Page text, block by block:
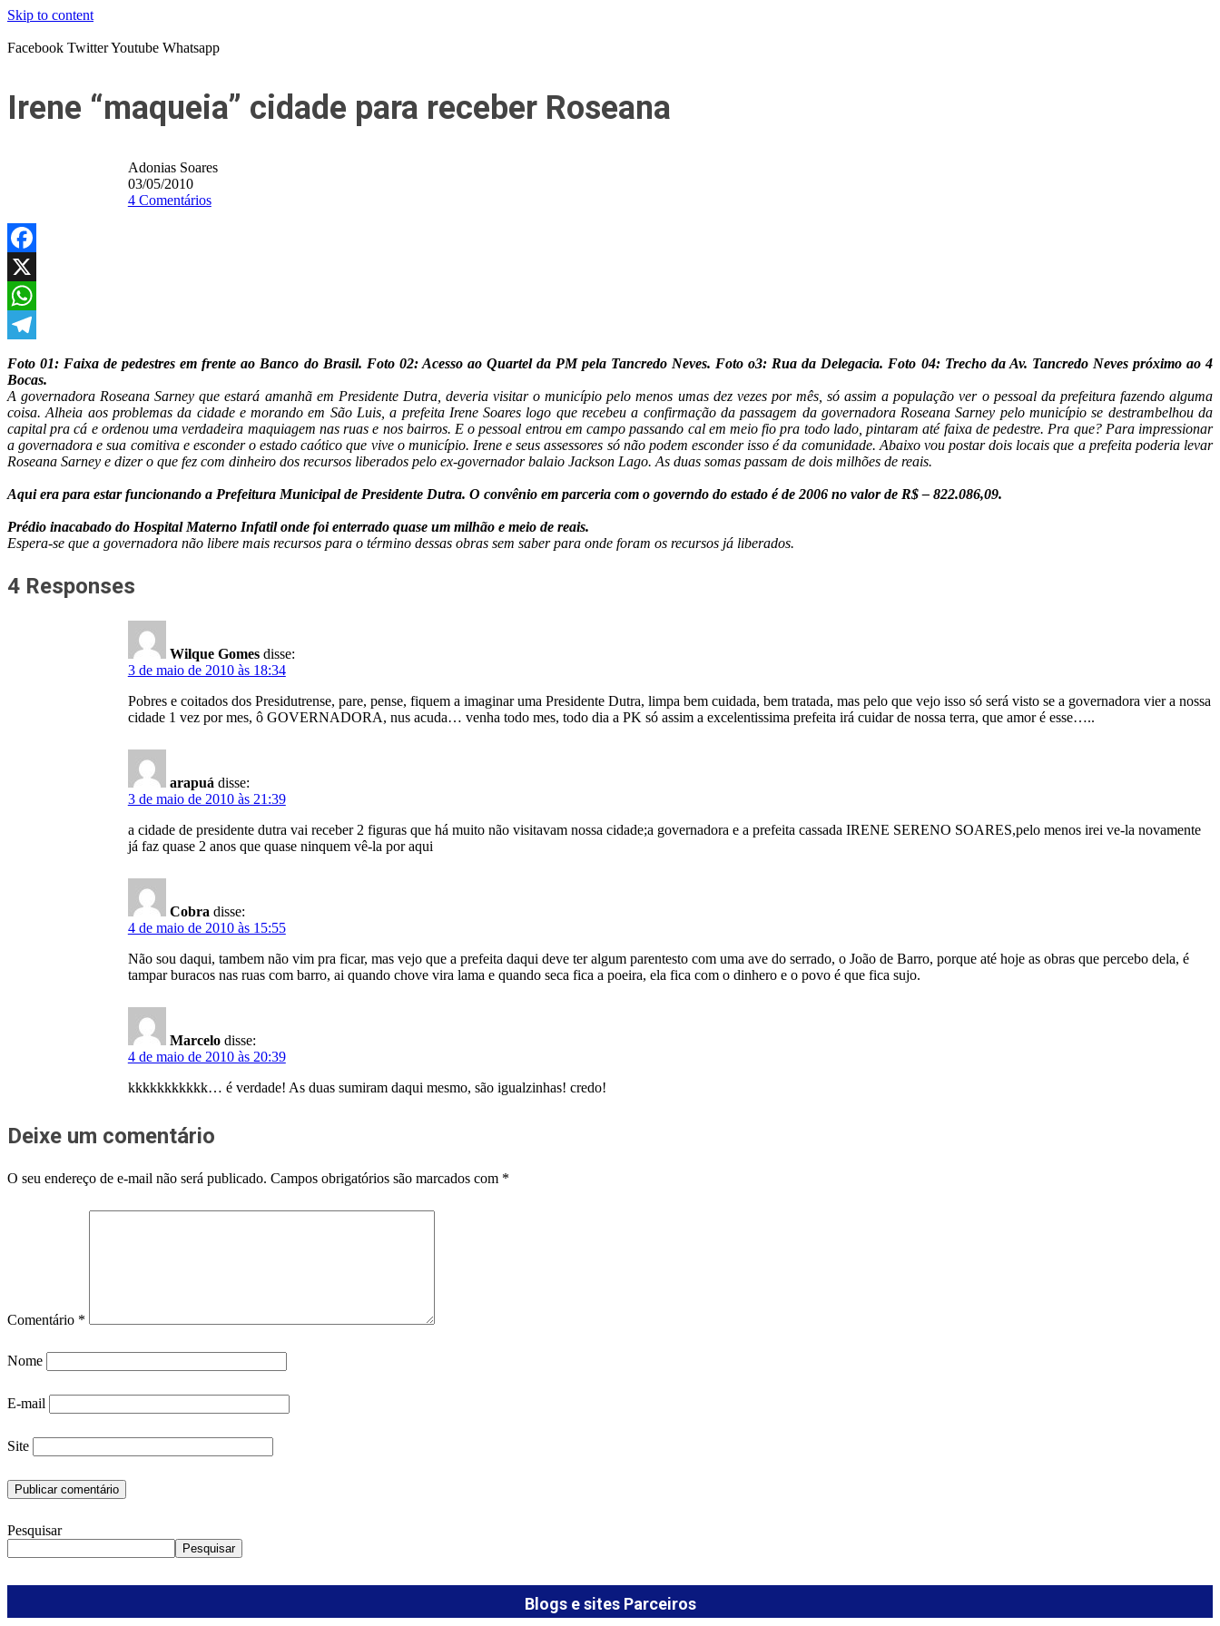
Skip to content
Facebook TwitterYoutube Whatsapp
Irene “maqueia” cidade para receber Roseana
Adonias Soares
03/05/2010
4 Comentários
Facebook
X
WhatsApp
Foto 01: Faixa de pedestres em frente ao Banco do Brasil. Foto 02: Acesso ao Quartel da PM pela Tancredo Neves. Foto o3: Rua da Delegacia. Foto 04: Trecho da Av. Tancredo Neves próximo ao 4
Bocas.
A governadora Roseana Sarney que estará amanhã em Presidente Dutra, deveria visitar o município pelo menos umas dez vezes por mês, só assim a população ver o pessoal da prefeitura fazendo alguma
coisa. Alheia aos problemas da cidade e morando em São Luis, a prefeita Irene Soares logo que recebeu a confirmação da passagem da governadora Roseana Sarney pelo município se destrambelhou da
capital pra cá e ordenou uma verdadeira maquiagem nas ruas e nos bairros. E o pessoal entrou em campo passando cal em meio fio pra todo lado, pintaram até faixa de pedestre. Pra que? Para impressionar
a governadora e sua comitiva e esconder o estado caótico que vive o município. Irene e seus assessores só não podem esconder isso é da comunidade. Abaixo vou postar dois locais que a prefeita poderia levar
Roseana Sarney e dizer o que fez com dinheiro dos recursos liberados pelo ex-governador balaio Jackson Lago. As duas somas passam de dois milhões de reais.
Aqui era para estar funcionando a Prefeitura Municipal de Presidente Dutra. O convênio em parceria com o governdo do estado é de 2006 no valor de R$ – 822.086,09.
Prédio inacabado do Hospital Materno Infatil onde foi enterrado quase um milhão e meio de reais.
Espera-se que a governadora não libere mais recursos para o término dessas obras sem saber para onde foram os recursos já liberados.
4 Responses
Wilque Gomes disse:
3 de maio de 2010 às 18:34
Pobres e coitados dos Presidutrense, pare, pense, fiquem a imaginar uma Presidente Dutra, limpa bem cuidada, bem tratada, mas pelo que vejo isso só será visto se a governadora vier a nossa
cidade 1 vez por mes, ô GOVERNADORA, nus acuda… venha todo mes, todo dia a PK só assim a excelentissima prefeita irá cuidar de nossa terra, que amor é esse…..
arapuá disse:
3 de maio de 2010 às 21:39
a cidade de presidente dutra vai receber 2 figuras que há muito não visitavam nossa cidade;a governadora e a prefeita cassada IRENE SERENO SOARES,pelo menos irei ve-la novamente
já faz quase 2 anos que quase ninquem vê-la por aqui
Cobra disse:
4 de maio de 2010 às 15:55
Não sou daqui, tambem não vim pra ficar, mas vejo que a prefeita daqui deve ter algum parentesto com uma ave do serrado, o João de Barro, porque até hoje as obras que percebo dela, é
tampar buracos nas ruas com barro, ai quando chove vira lama e quando seca fica a poeira, ela fica com o dinhero e o povo é que fica sujo.
Marcelo disse:
4 de maio de 2010 às 20:39
kkkkkkkkkkk… é verdade! As duas sumiram daqui mesmo, são igualzinhas! credo!
Deixe um comentário
O seu endereço de e-mail não será publicado. Campos obrigatórios são marcados com *
Comentário *
Nome
E-mail
Site
Pesquisar
Pesquisar
Blogs e sites Parceiros